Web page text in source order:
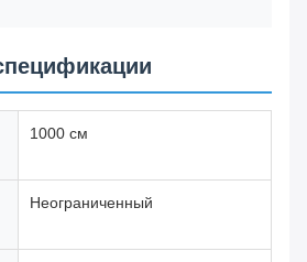
1000 см
Неограниченный